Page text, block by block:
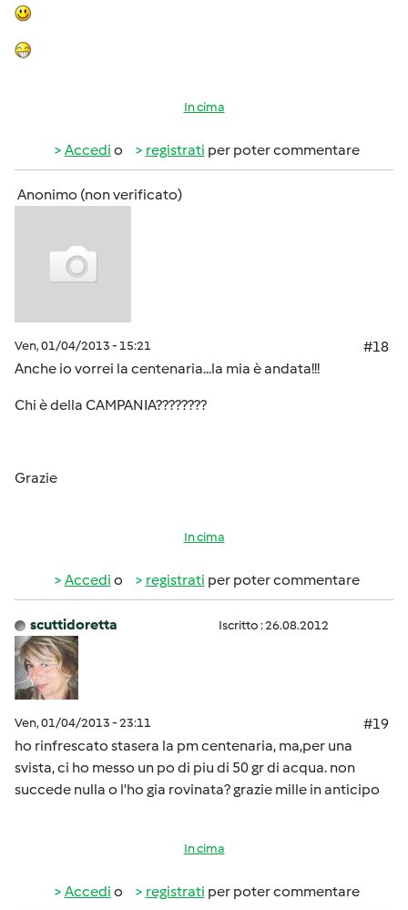
In cima
Accedi o registrati per poter commentare
Anonimo (non verificato)
Ven, 01/04/2013 - 15:21
#18
Anche io vorrei la centenaria...la mia è andata!!!
Chi è della CAMPANIA????????
Grazie
In cima
Accedi o registrati per poter commentare
scuttidoretta Iscritto : 26.08.2012
Ven, 01/04/2013 - 23:11
#19
ho rinfrescato stasera la pm centenaria, ma,per una
svista, ci ho messo un po di piu di 50 gr di acqua. non
succede nulla o l'ho gia rovinata? grazie mille in anticipo
In cima
Accedi o registrati per poter commentare